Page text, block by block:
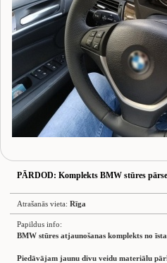
PĀRDOD: Komplekts BMW stūres
Atrašanās vieta: Rīga
Papildus info:
BMW stūres atjaunošanas komplekts no
Piedāvājam jaunu divu veidu materiālu